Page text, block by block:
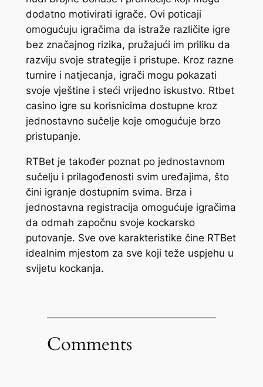
dodatno motivirati igrače. Ovi poticaji
omogućuju igračima da istraže različite igre
bez značajnog rizika, pružajući im priliku da
razviju svoje strategije i pristupe. Kroz razne
turnire i natjecanja, igrači mogu pokazati
svoje vještine i steći vrijedno iskustvo. Rtbet
casino igre su korisnicima dostupne kroz
jednostavno sučelje koje omogućuje brzo
pristupanje.
RTBet je također poznat po jednostavnom
sučelju i prilagođenosti svim uređajima, što
čini igranje dostupnim svima. Brza i
jednostavna registracija omogućuje igračima
da odmah započnu svoje kockarsko
putovanje. Sve ove karakteristike čine RTBet
idealnim mjestom za sve koji teže uspjehu u
svijetu kockanja.
Comments